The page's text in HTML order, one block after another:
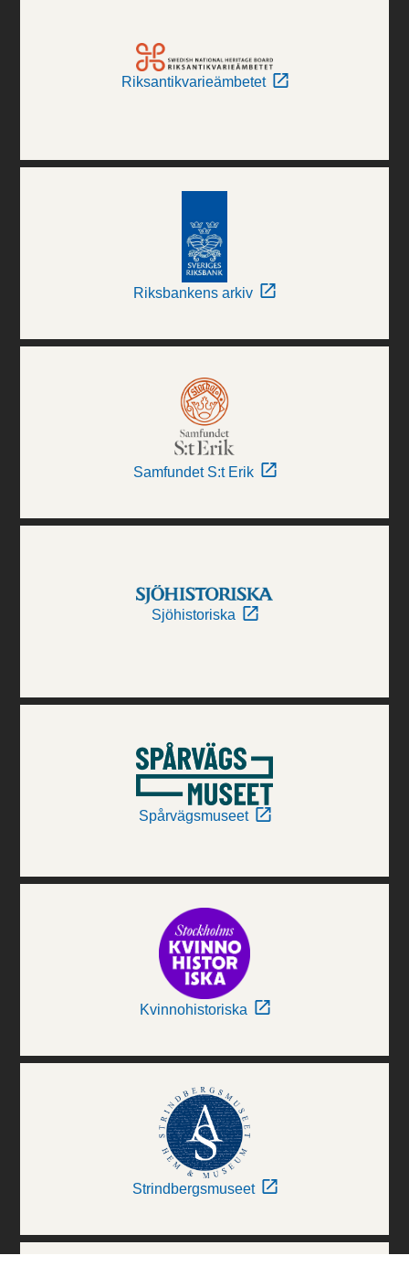
Riksantikvarieämbetet
Riksbankens arkiv
Samfundet S:t Erik
Sjöhistoriska
Spårvägsmuseet
Kvinnohistoriska
Strindbergsmuseet